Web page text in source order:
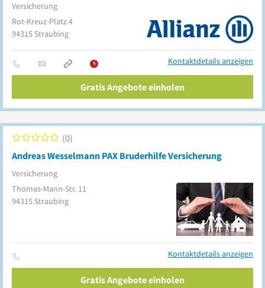
Versicherung
Rot-Kreuz-Platz 4
94315 Straubing
Kontaktdetails anzeigen
Gratis Angebote einholen
Andreas Wesselmann PAX Bruderhilfe Versicherung
Versicherung
0
Thomas-Mann-Str. 11
94315 Straubing
Kontaktdetails anzeigen
Gratis Angebote einholen